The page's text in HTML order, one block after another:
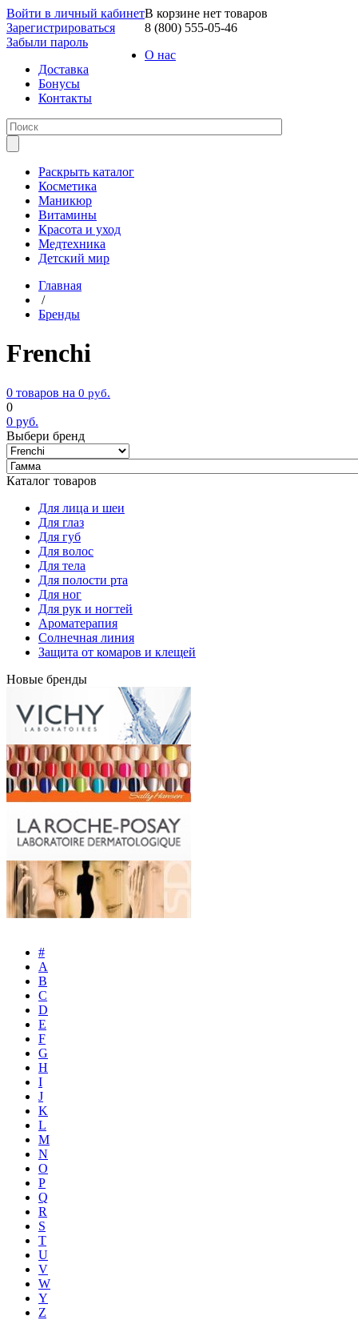
Войти в личный кабинет
Зарегистрироваться
Забыли пароль
В корзине нет товаров
8 (800) 555-05-46
О нас
Доставка
Бонусы
Контакты
Раскрыть каталог
Косметика
Маникюр
Витамины
Красота и уход
Медтехника
Детский мир
Главная
/
Бренды
Frenchi
0 товаров на 0 руб.
0
0 руб.
Выбери бренд
Каталог товаров
Для лица и шеи
Для глаз
Для губ
Для волос
Для тела
Для полости рта
Для ног
Для рук и ногтей
Ароматерапия
Солнечная линия
Защита от комаров и клещей
Новые бренды
#
A
B
C
D
E
F
G
H
I
J
K
L
M
N
O
P
Q
R
S
T
U
V
W
Y
Z